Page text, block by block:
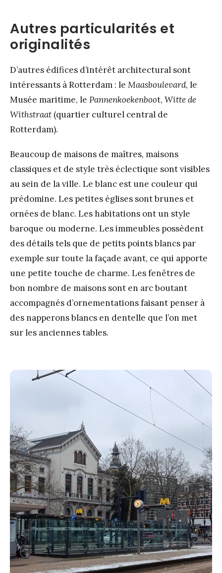
Autres particularités et
originalités
D’autres édifices d’intérêt architectural sont
intéressants à Rotterdam : le Maasboulevard, le
Musée maritime, le Pannenkoekenboot, Witte de
Withstraat (quartier culturel central de
Rotterdam).
Beaucoup de maisons de maîtres, maisons
classiques et de style très éclectique sont visibles
au sein de la ville. Le blanc est une couleur qui
prédomine. Les petites églises sont brunes et
ornées de blanc. Les habitations ont un style
baroque ou moderne. Les immeubles possèdent
des détails tels que de petits points blancs par
exemple sur toute la façade avant, ce qui apporte
une petite touche de charme. Les fenêtres de
bon nombre de maisons sont en arc boutant
accompagnés d’ornementations faisant penser à
des napperons blancs en dentelle que l’on met
sur les anciennes tables.